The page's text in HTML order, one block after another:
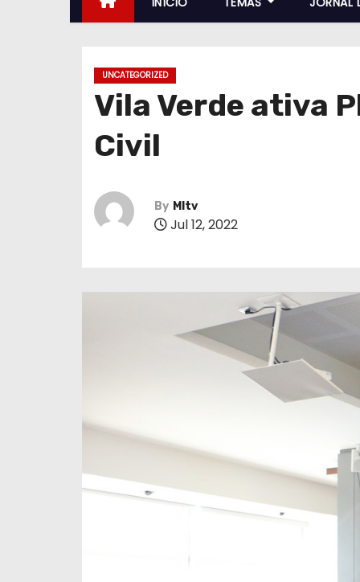
UNCATEGORIZED
Vila Verde ativa
Civil
By MItv
Jul 12, 2022